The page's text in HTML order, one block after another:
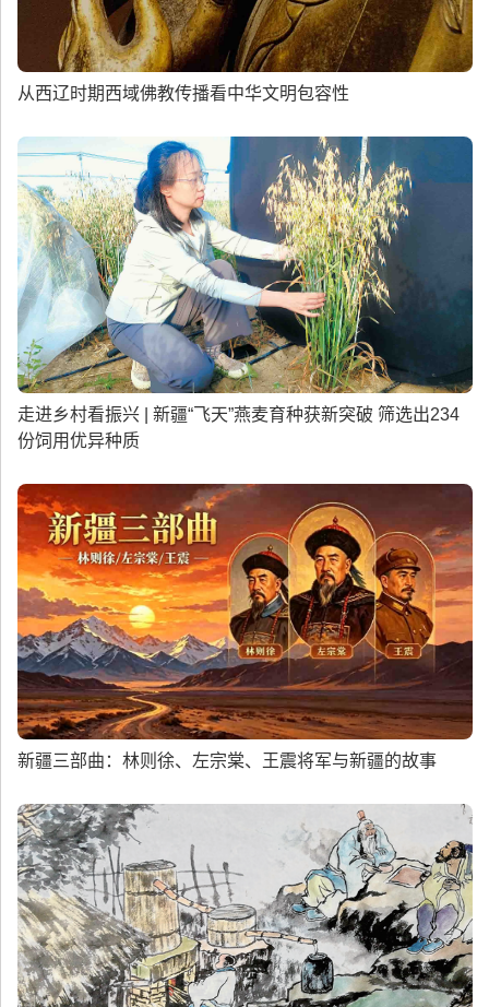
从西辽时期西域佛教传播看中华文明包容性
走进乡村看振兴 | 新疆“飞天”燕麦育种获新突破 筛选出234
份饲用优异种质
新疆三部曲：林则徐、左宗棠、王震将军与新疆的故事